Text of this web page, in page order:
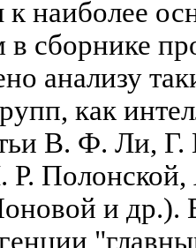
к наиболее
в сборнике
анализу
как
В. Ф. Ли,
Р.
и др.).